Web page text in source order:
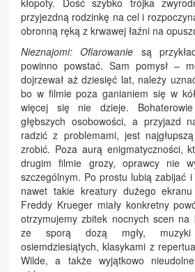
kłopoty. Dość szybko trójka
przyjezdną rodzinkę na cel i
obronną ręką z krwawej łaźni na
Nieznajomi: Ofiarowanie są
powinno powstać. Sam pomysł –
dojrzewał aż dziesięć lat, należy
bo w filmie poza ganianiem się w
więcej się nie dzieje.
głębszych osobowości, a przyjazd
radzić z problemami, jest
zrobić. Poza aurą enigmatyczności,
drugim filmie grozy, oprawcy nie
szczególnym. Po prostu lubią zabijać
nawet takie kreatury dużego
Freddy Krueger miały konkretny
otrzymujemy zbitek nocnych scen na
ze sporą dozą mgły, muzyki
osiemdziesiątych, klasykami z
Wilde, a także wyjątkowo